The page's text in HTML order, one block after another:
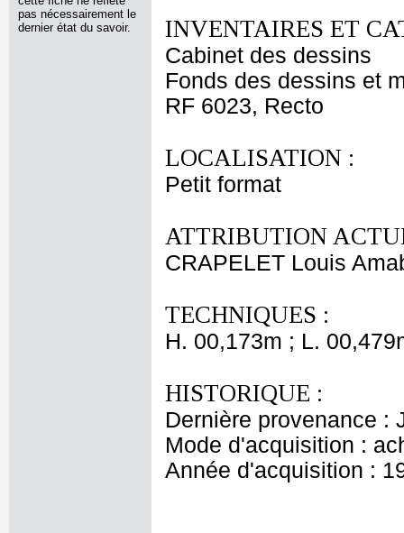
pas nécessairement le
dernier état du savoir.
INVENTAIRES ET
Cabinet des dessins
Fonds des dessins et
RF 6023, Recto
LOCALISATION :
Petit format
ATTRIBUTION
CRAPELET Louis
TECHNIQUES :
H. 00,173m ; L.
HISTORIQUE :
Dernière provenance :
Mode d'acquisition :
Année d'acquisition :